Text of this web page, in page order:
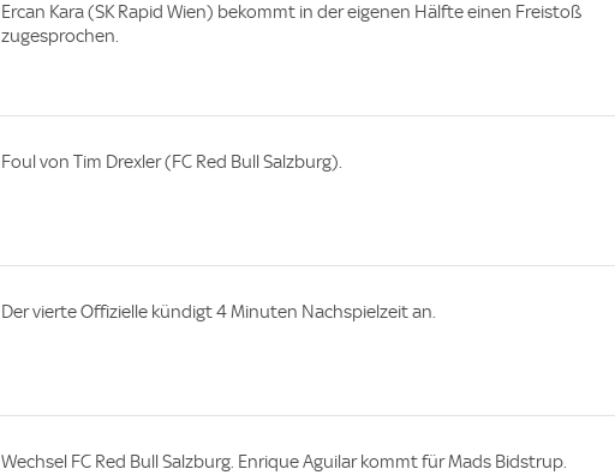
Ercan Kara (SK Rapid Wien) bekommt in der eigenen Hälfte einen Freistoß
zugesprochen.
Foul von Tim Drexler (FC Red Bull Salzburg).
Der vierte Offizielle kündigt 4 Minuten Nachspielzeit an.
Wechsel FC Red Bull Salzburg. Enrique Aguilar kommt für Mads Bidstrup.